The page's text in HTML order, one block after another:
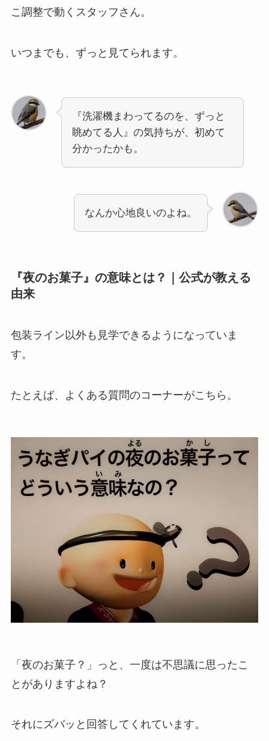
こ調整で動くスタッフさん。
いつまでも、ずっと見てられます。
『洗濯機まわってるのを、ずっと
眺めてる人』の気持ちが、初めて
分かったかも。
なんか心地良いのよね。
『夜のお菓子』の意味とは？｜公式が教える
由来
包装ライン以外も見学できるようになっていま
す。
たとえば、よくある質問のコーナーがこちら。
「夜のお菓子？」っと、一度は不思議に思ったこ
とがありますよね？
それにズバッと回答してくれています。